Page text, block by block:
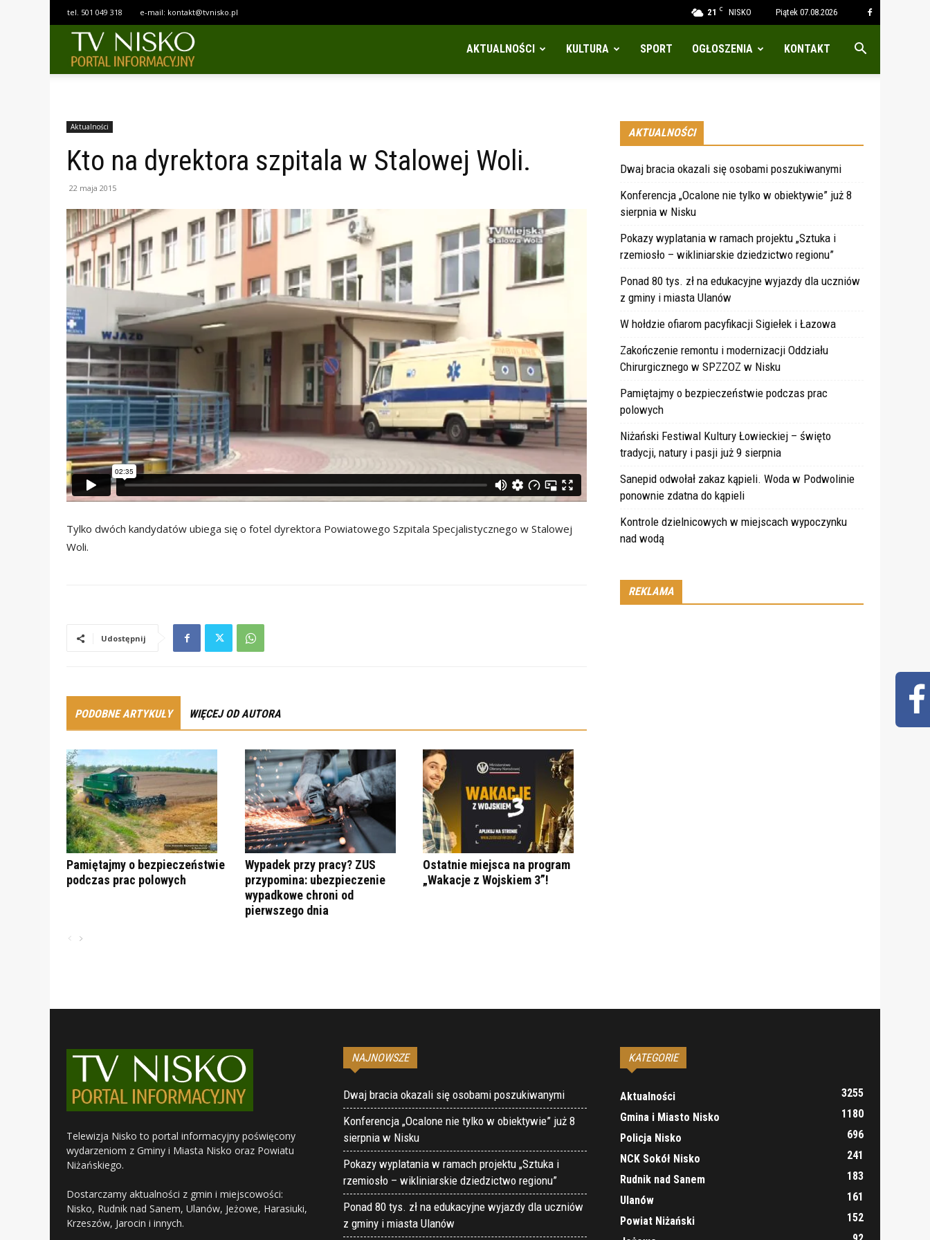
21 C NISKO Piątek 07.08.2026
tel. 501 049 318 e-mail: kontakt@tvnisko.pl
AKTUALNOŚCI KULTURA SPORT OGŁOSZENIA KONTAKT
Aktualności
Kto na dyrektora szpitala w Stalowej Woli.
22 maja 2015
Tylko dwóch kandydatów ubiega się o fotel dyrektora Powiatowego Szpitala Specjalistycznego w Stalowej
Woli.
Udostępnij
PODOBNE ARTYKUŁY WIĘCEJ OD AUTORA
Pamiętajmy o bezpieczeństwie
podczas prac polowych
Wypadek przy pracy? ZUS
przypomina: ubezpieczenie
wypadkowe chroni od
pierwszego dnia
Ostatnie miejsca na program
„Wakacje z Wojskiem 3”!
AKTUALNOŚCI
Dwaj bracia okazali się osobami poszukiwanymi
Konferencja „Ocalone nie tylko w obiektywie” już 8
sierpnia w Nisku
Pokazy wyplatania w ramach projektu „Sztuka i
rzemiosło – wikliniarskie dziedzictwo regionu”
Ponad 80 tys. zł na edukacyjne wyjazdy dla uczniów
z gminy i miasta Ulanów
W hołdzie ofiarom pacyfikacji Sigiełek i Łazowa
Zakończenie remontu i modernizacji Oddziału
Chirurgicznego w SPZZOZ w Nisku
Pamiętajmy o bezpieczeństwie podczas prac
polowych
Niżański Festiwal Kultury Łowieckiej – święto
tradycji, natury i pasji już 9 sierpnia
Sanepid odwołał zakaz kąpieli. Woda w Podwolinie
ponownie zdatna do kąpieli
Kontrole dzielnicowych w miejscach wypoczynku
nad wodą
REKLAMA
Telewizja Nisko to portal informacyjny poświęcony
wydarzeniom z Gminy i Miasta Nisko oraz Powiatu
Niżańskiego.
Dostarczamy aktualności z gmin i miejscowości:
Nisko, Rudnik nad Sanem, Ulanów, Jeżowe, Harasiuki,
Krzeszów, Jarocin i innych.
NAJNOWSZE
Dwaj bracia okazali się osobami poszukiwanymi
Konferencja „Ocalone nie tylko w obiektywie” już 8
sierpnia w Nisku
Pokazy wyplatania w ramach projektu „Sztuka i
rzemiosło – wikliniarskie dziedzictwo regionu”
Ponad 80 tys. zł na edukacyjne wyjazdy dla uczniów
z gminy i miasta Ulanów
KATEGORIE
Aktualności
3255
Gmina i Miasto Nisko
1180
Policja Nisko
696
NCK Sokół Nisko
241
Rudnik nad Sanem
183
Ulanów
161
Powiat Niżański
152